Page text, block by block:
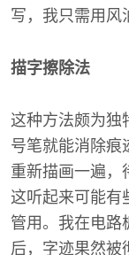
写，我只需用风
描字擦除法
这种方法颇为独
号笔就能消除痕
重新描画一遍，
这听起来可能有
管用。我在电路
后，字迹果然被